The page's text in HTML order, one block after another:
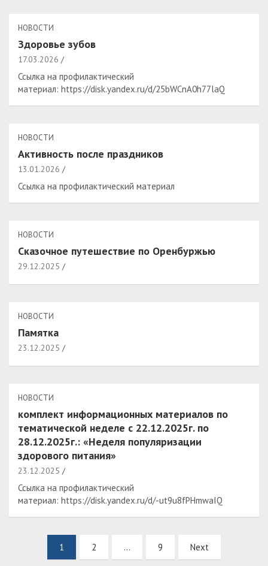
НОВОСТИ
Здоровье зубов
17.03.2026
Ссылка на профилактический
материал: https://disk.yandex.ru/d/25bWCnA0h77laQ
НОВОСТИ
Активность после праздников
13.01.2026
Ссылка на профилактический материал
НОВОСТИ
Сказочное путешествие по Оренбуржью
29.12.2025
НОВОСТИ
Памятка
23.12.2025
НОВОСТИ
комплект информационных материалов по
тематической неделе с 22.12.2025г. по
28.12.2025г.: «Неделя популяризации
здорового питания»
23.12.2025
Ссылка на профилактический
материал: https://disk.yandex.ru/d/-ut9u8fPHmwaIQ
Пагинация
1 2 … 9 Next